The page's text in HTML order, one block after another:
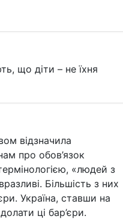
що діти – не їхня
відзначила
про обов’язок
«людей з
Більшість з них
Україна, ставши на
ці бар’єри.